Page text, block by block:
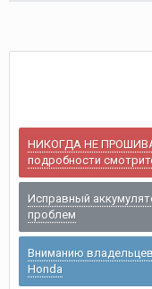
НИКОГДА НЕ
подробности
Исправный
проблем
Вниманию
Honda